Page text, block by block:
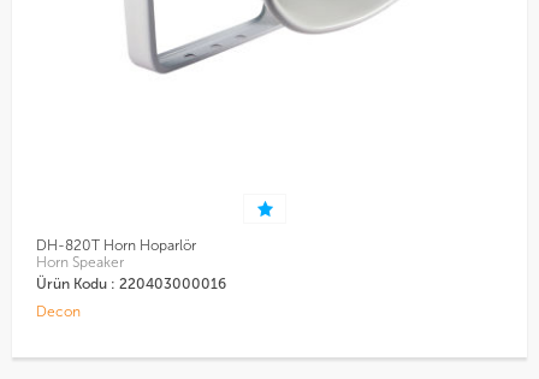
DH-820T Horn Hoparlör
Horn Speaker
Ürün Kodu : 220403000016
Decon